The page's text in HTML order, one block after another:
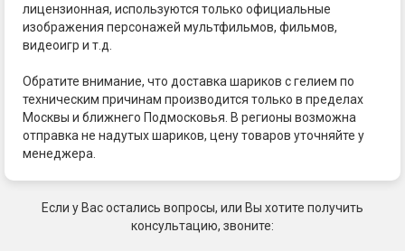
лицензионная, используются только официальные
изображения персонажей мультфильмов, фильмов,
видеоигр и т.д.
Обратите внимание, что доставка шариков с гелием по
техническим причинам производится только в пределах
Москвы и ближнего Подмосковья. В регионы возможна
отправка не надутых шариков, цену товаров уточняйте у
менеджера.
Если у Вас остались вопросы, или Вы хотите получить
консультацию, звоните: